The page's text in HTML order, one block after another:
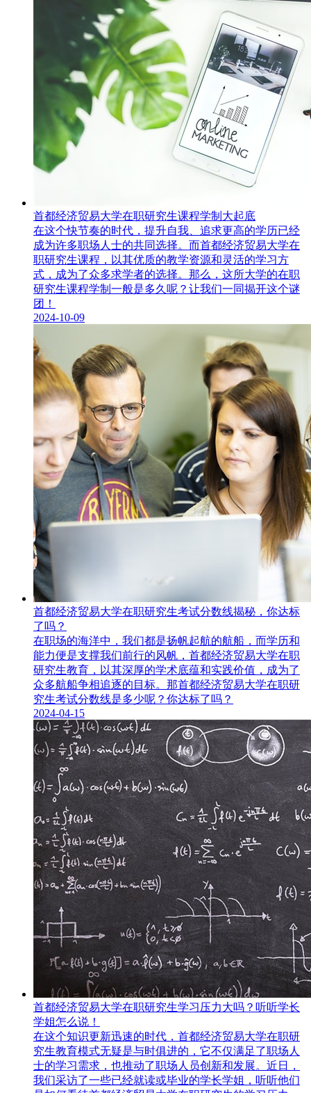
首都经济贸易大学在职研究生课程学制大起底
​在这个快节奏的时代，提升自我、追求更高的学历已经
成为许多职场人士的共同选择。而首都经济贸易大学在
职研究生课程，以其优质的教学资源和灵活的学习方
式，成为了众多求学者的选择。那么，这所大学的在职
研究生课程学制一般是多久呢？让我们一同揭开这个谜
团！
2024-10-09
首都经济贸易大学在职研究生考试分数线揭秘，你达标
了吗？
在职场的海洋中，我们都是扬帆起航的航船，而学历和
能力便是支撑我们前行的风帆，首都经济贸易大学在职
研究生​教育，以其深厚的学术底蕴和实践价值，成为了
众多航船争相追逐的目标。那首都经济贸易大学在职研
究生考试分数线是多少呢？你达标了吗？
2024-04-15
首都经济贸易大学在职研究生学习压力大吗？听听学长
学姐怎么说！
在这个知识更新迅速的时代，首都经济贸易大学在职研
究生教育模式无疑是与时俱进的，它不仅满足了职场人
士的学习需求，也推动了职场人员创新和发展。近日，
我们采访了一些已经就读或毕业的学长学姐，听听他们